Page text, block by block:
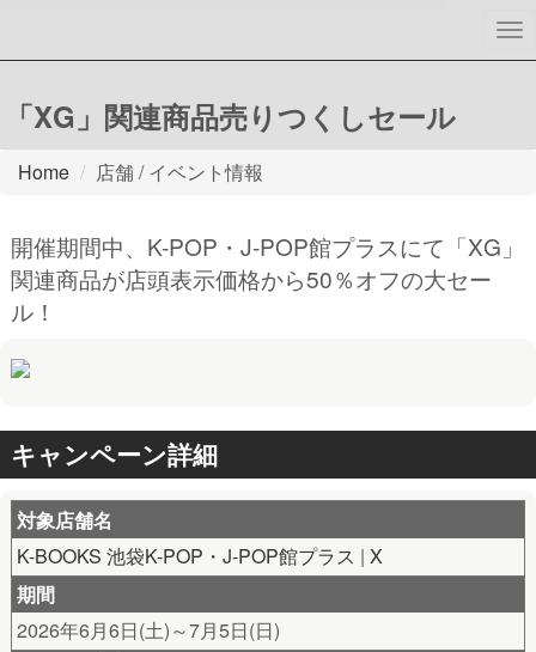
「XG」関連商品売りつくしセール
Home 店舗 / イベント情報
開催期間中、K-POP・J-POP館プラスにて「XG」
関連商品が店頭表示価格から50％オフの大セー
ル！
キャンペーン詳細
対象店舗名
K-BOOKS 池袋K-POP・J-POP館プラス |X
期間
2026年6月6日(土)～7月5日(日)